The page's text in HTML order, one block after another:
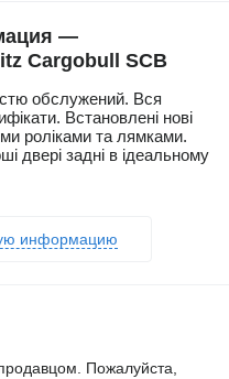
—
Cargobull SCB
обслужений. Вся
Встановлені нові
роліками та лямками.
двері задні в ідеальному
информацию
Пожалуйста,